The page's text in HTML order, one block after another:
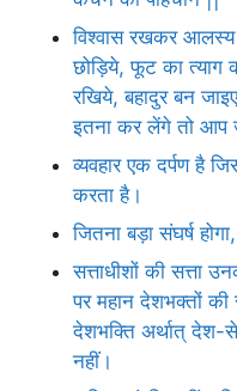
विश्वास रखकर आलस्य
छोड़िये, फूट का त्याग
रखिये, बहादुर बन
इतना कर लेंगे तो आप
व्यवहार एक दर्पण है
करता है।
जितना बड़ा संघर्ष
सत्ताधीशों की सत्ता
पर महान देशभक्तों
देशभक्ति अर्थात् देश-
नहीं।